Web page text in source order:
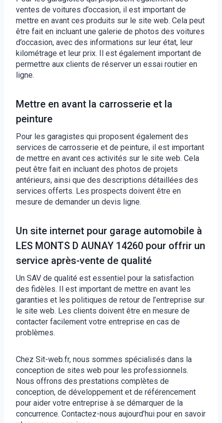
ventes de voitures d’occasion, il est important de
mettre en avant ces produits sur le site web. Cela peut
être fait en incluant une galerie de photos des voitures
d’occasion, avec des informations sur leur état, leur
kilométrage et leur prix. Il est également important de
permettre aux clients de réserver un essai routier en
ligne.
Mettre en avant la carrosserie et la
peinture
Pour les garagistes qui proposent également des
services de carrosserie et de peinture, il est important
de mettre en avant ces activités sur le site web. Cela
peut être fait en incluant des photos de projets
antérieurs, ainsi que des descriptions détaillées des
services offerts. Les prospects doivent être en
mesure de demander un devis ligne.
Un site internet pour garage automobile à
LES MONTS D AUNAY 14260 pour offrir un
service après-vente de qualité
Un SAV de qualité est essentiel pour la satisfaction
des fidèles. Il est important de mettre en avant les
garanties et les politiques de retour de l’entreprise sur
le site web. Les clients doivent être en mesure de
contacter facilement votre entreprise en cas de
problèmes.
Chez Sit-web.fr, nous sommes spécialisés dans la
conception de sites web pour les professionnels.
Nous offrons des prestations complètes de
conception, de développement et de référencement
pour aider votre entreprise à se démarquer de la
concurrence. Contactez-nous aujourd’hui pour en savoir